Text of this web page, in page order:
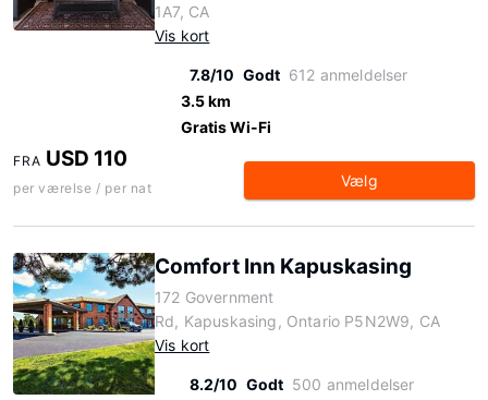
1A7, CA
Vis kort
7.8/10 Godt 612 anmeldelser
3.5 km
Gratis Wi-Fi
FRA USD 110
per værelse / per nat Vælg
Comfort Inn Kapuskasing
172 Government
Rd, Kapuskasing, Ontario P5N2W9, CA
Vis kort
8.2/10 Godt 500 anmeldelser